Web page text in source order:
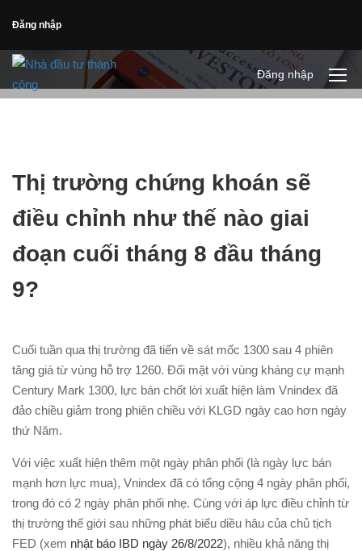
Đăng nhập
Đăng nhập
Thị trường chứng khoán sẽ
điều chỉnh như thế nào giai
đoạn cuối tháng 8 đầu tháng
9?
Cuối tuần qua thị trường đã tiến về sát mốc 1300 sau 4 phiên
tăng giá từ vùng hỗ trợ 1260. Đối mặt với vùng kháng cự mạnh
Century Mark 1300, lực bán chốt lời xuất hiện làm Vnindex đã
đảo chiều giảm trong phiên chiều với KLGD ngày cao hơn ngày
thứ Năm.
Với việc xuất hiện thêm một ngày phân phối (là ngày lực bán
mạnh hơn lực mua), Vnindex đã có tổng cộng 4 ngày phân phối,
trong đó có 2 ngày phân phối nhẹ. Cùng với áp lực điều chỉnh từ
thị trường thế giới sau những phát biểu diều hâu của chủ tịch
FED (xem nhật báo IBD ngày 26/8/2022), nhiều khả năng thị